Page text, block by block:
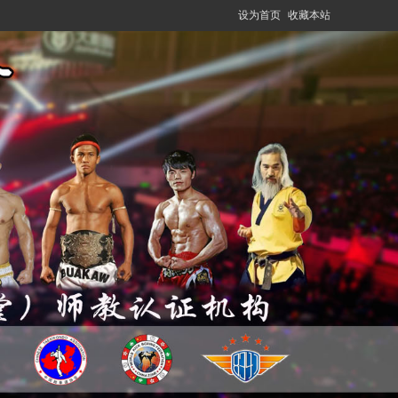
设为首页 收藏本站